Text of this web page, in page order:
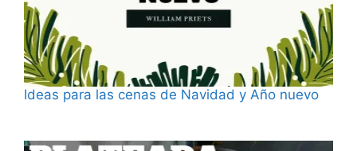
Ideas para las cenas de Navidad y Año nuevo